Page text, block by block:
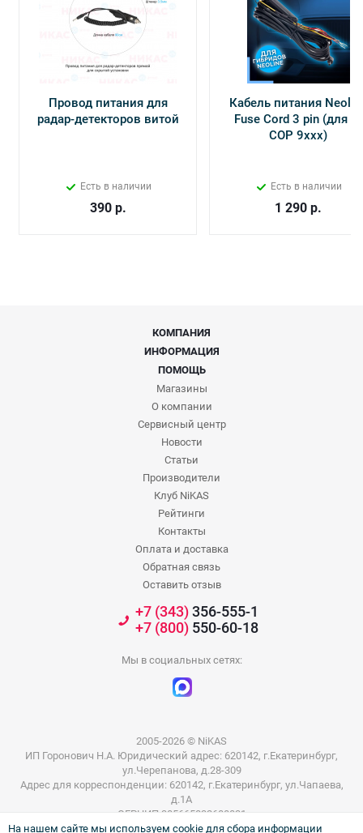
Провод питания для
радар-детекторов витой
Есть в наличии
390р.
Кабель питания
Fuse Cord 3 pin (для Х-
СОР 9ххх)
Есть в наличии
1 290 р.
КОМПАНИЯ
ИНФОРМАЦИЯ
ПОМОЩЬ
Магазины
О компании
Сервисный центр
Новости
Статьи
Производители
Клуб NiKAS
Рейтинги
Контакты
Оплата и доставка
Обратная связь
Оставить отзыв
+7 (343)356-555-1
+7 (800)550-60-18
Мы в социальных сетях:
2005-2026 © NiKAS
ИП Горонович Н.А. Юридический адрес: 620142, г.Екатеринбург,
ул.Черепанова, д.28-309
Адрес для корреспонденции: 620142, г.Екатеринбург, ул.Чапаева,
д.1А
ОГРНИП 305665832600031
ИНН 665801802803
На нашем сайте мы используем cookie для сбора информации